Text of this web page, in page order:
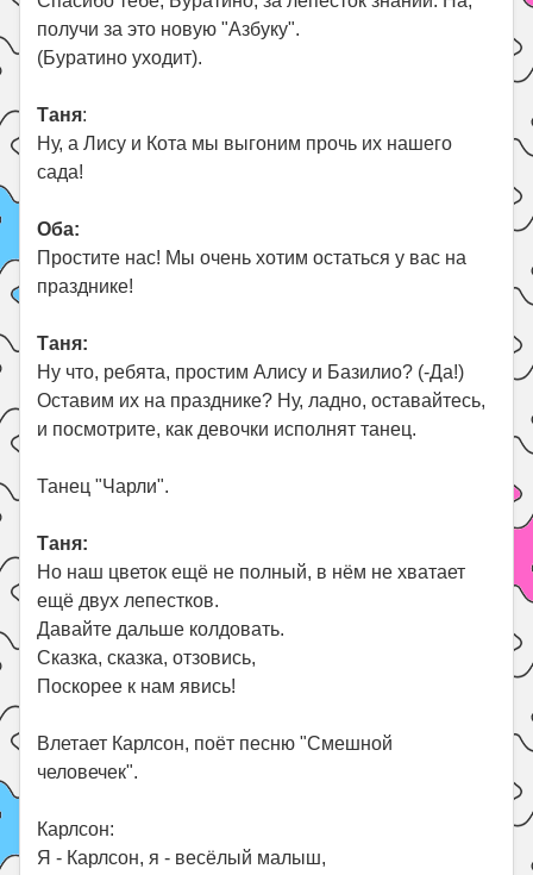
получи за это новую "Азбуку".
(Буратино уходит).
Таня:
Ну, а Лису и Кота мы выгоним прочь их нашего
сада!
Оба:
Простите нас! Мы очень хотим остаться у вас на
празднике!
Таня:
Ну что, ребята, простим Алису и Базилио? (-Да!)
Оставим их на празднике? Ну, ладно, оставайтесь,
и посмотрите, как девочки исполнят танец.
Танец "Чарли".
Таня:
Но наш цветок ещё не полный, в нём не хватает
ещё двух лепестков.
Давайте дальше колдовать.
Сказка, сказка, отзовись,
Поскорее к нам явись!
Влетает Карлсон, поёт песню "Смешной
человечек".
Карлсон:
Я - Карлсон, я - весёлый малыш,